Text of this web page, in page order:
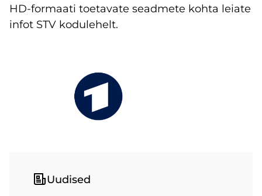
HD-formaati toetavate seadmete kohta leiate
infot STV kodulehelt.
Uudised